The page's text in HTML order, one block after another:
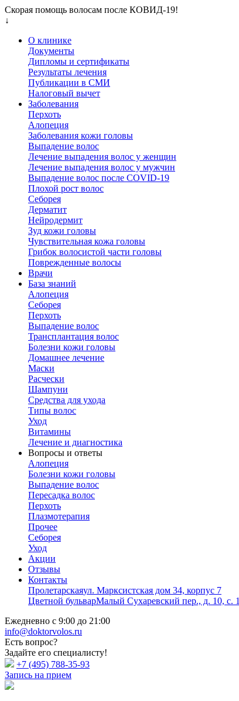
Скорая помощь волосам после КОВИД-19!
↓
О клинике
Документы
Дипломы и сертификаты
Результаты лечения
Публикации в СМИ
Налоговый вычет
Заболевания
Перхоть
Алопеция
Заболевания кожи головы
Выпадение волос
Лечение выпадения волос у женщин
Лечение выпадения волос у мужчин
Выпадение волос после COVID-19
Плохой рост волос
Cеборея
Дерматит
Нейродермит
Зуд кожи головы
Чувствительная кожа головы
Грибок волосистой части головы
Поврежденные волосы
Врачи
База знаний
Алопеция
Себорея
Перхоть
Выпадение волос
Трансплантация волос
Болезни кожи головы
Домашнее лечение
Маски
Расчески
Шампуни
Средства для ухода
Типы волос
Уход
Витамины
Лечение и диагностика
Вопросы и ответы
Алопеция
Болезни кожи головы
Выпадение волос
Пересадка волос
Перхоть
Плазмотерапия
Прочее
Себорея
Уход
Акции
Отзывы
Контакты
Пролетарскаяул. Марксистская дом 34, корпус 7
Цветной бульварМалый Сухаревский пер., д. 10, с. 1
Ежедневно с 9:00 до 21:00
info@doktorvolos.ru
Есть вопрос?
Задайте его специалисту!
+7 (495) 788-35-93
Запись на прием